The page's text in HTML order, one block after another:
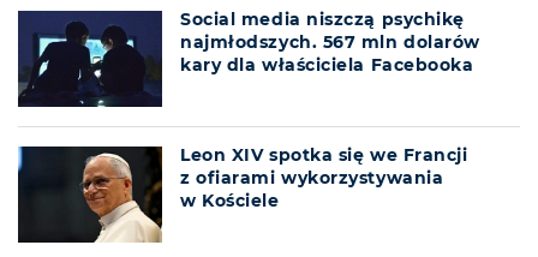
Social media niszczą psychikę
najmłodszych. 567 mln dolarów
kary dla właściciela Facebooka
Leon XIV spotka się we Francji
z ofiarami wykorzystywania
w Kościele